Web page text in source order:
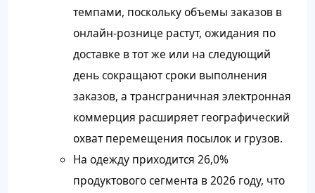
темпами, поскольку объемы заказов в
онлайн-рознице растут, ожидания по
доставке в тот же или на следующий
день сокращают сроки выполнения
заказов, а трансграничная электронная
коммерция расширяет географический
охват перемещения посылок и грузов.
На одежду приходится 26,0%
продуктового сегмента в 2026 году, что